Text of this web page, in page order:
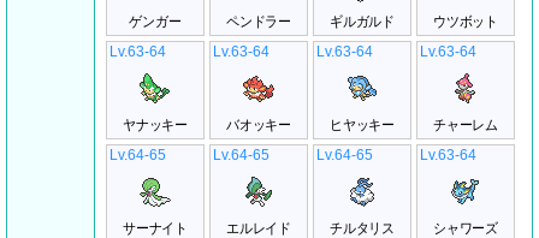
ゲンガー ペンドラー ギルガルド
ウツボット
Lv.63-64
ヤナッキー
Lv.63-64
バオッキー
Lv.63-64
ヒヤッキー
Lv.63-64
チャーレム
Lv.64-65
サーナイト
Lv.64-65
エルレイド
Lv.64-65
チルタリス
Lv.63-64
シャワーズ